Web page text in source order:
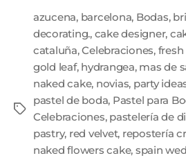
azucena, barcelona, Bodas,
decorating., cake designer,
cataluña,Celebraciones,
gold leaf, hydrangea, mas de
naked cake, novias, party
pastel de boda, Pastel para
Celebraciones, pastelería de
pastry, red velvet, repostería
naked flowers cake, spain